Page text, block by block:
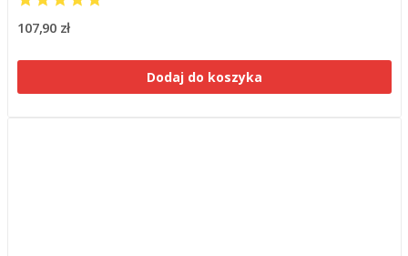
107,90 zł
Dodaj do koszyka